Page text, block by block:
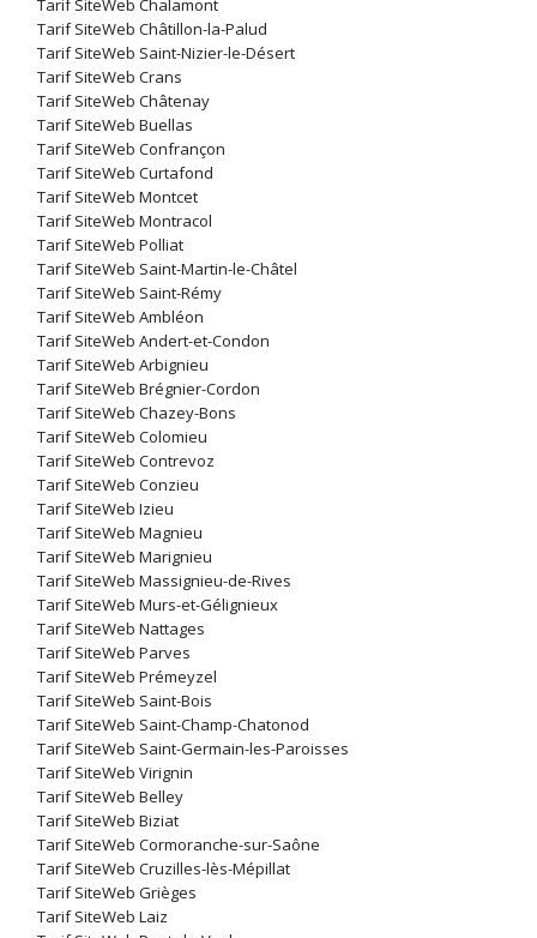
Tarif SiteWeb Chalamont
Tarif SiteWeb Châtillon-la-Palud
Tarif SiteWeb Saint-Nizier-le-Désert
Tarif SiteWeb Crans
Tarif SiteWeb Châtenay
Tarif SiteWeb Buellas
Tarif SiteWeb Confrançon
Tarif SiteWeb Curtafond
Tarif SiteWeb Montcet
Tarif SiteWeb Montracol
Tarif SiteWeb Polliat
Tarif SiteWeb Saint-Martin-le-Châtel
Tarif SiteWeb Saint-Rémy
Tarif SiteWeb Ambléon
Tarif SiteWeb Andert-et-Condon
Tarif SiteWeb Arbignieu
Tarif SiteWeb Brégnier-Cordon
Tarif SiteWeb Chazey-Bons
Tarif SiteWeb Colomieu
Tarif SiteWeb Contrevoz
Tarif SiteWeb Conzieu
Tarif SiteWeb Izieu
Tarif SiteWeb Magnieu
Tarif SiteWeb Marignieu
Tarif SiteWeb Massignieu-de-Rives
Tarif SiteWeb Murs-et-Gélignieux
Tarif SiteWeb Nattages
Tarif SiteWeb Parves
Tarif SiteWeb Prémeyzel
Tarif SiteWeb Saint-Bois
Tarif SiteWeb Saint-Champ-Chatonod
Tarif SiteWeb Saint-Germain-les-Paroisses
Tarif SiteWeb Virignin
Tarif SiteWeb Belley
Tarif SiteWeb Biziat
Tarif SiteWeb Cormoranche-sur-Saône
Tarif SiteWeb Cruzilles-lès-Mépillat
Tarif SiteWeb Grièges
Tarif SiteWeb Laiz